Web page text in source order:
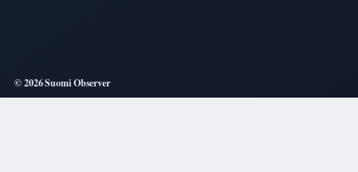
© 2026 Suomi Observer